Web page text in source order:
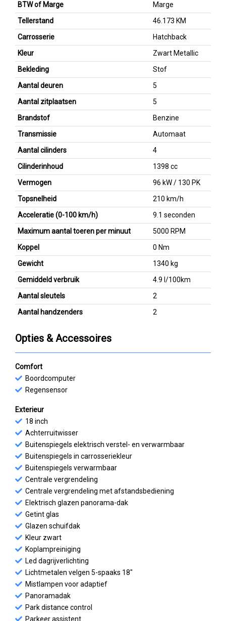
BTW of Marge
Marge
Tellerstand
46.173 KM
Carrosserie
Hatchback
Kleur
Zwart Metallic
Bekleding
Stof
Aantal deuren
5
Aantal zitplaatsen
5
Brandstof
Benzine
Transmissie
Automaat
Aantal cilinders
4
Cilinderinhoud
1398 cc
Vermogen
96 kW / 130 PK
Topsnelheid
210 km/h
Acceleratie (0-100 km/h)
9.1 seconden
Maximum aantal toeren per minuut
5000 RPM
Koppel
0 Nm
Gewicht
1340 kg
Gemiddeld verbruik
4.9 l/100km
Aantal sleutels
2
Aantal handzenders
2
Opties & Accessoires
Comfort
Boordcomputer
Regensensor
Exterieur
18 inch
Achterruitwisser
Buitenspiegels elektrisch verstel- en verwarmbaar
Buitenspiegels in carrosseriekleur
Buitenspiegels verwarmbaar
Centrale vergrendeling
Centrale vergrendeling met afstandsbediening
Elektrisch glazen panorama-dak
Getint glas
Glazen schuifdak
Kleur zwart
Koplampreiniging
Led dagrijverlichting
Lichtmetalen velgen 5-spaaks 18"
Mistlampen voor adaptief
Panoramadak
Park distance control
Parkeer assistent